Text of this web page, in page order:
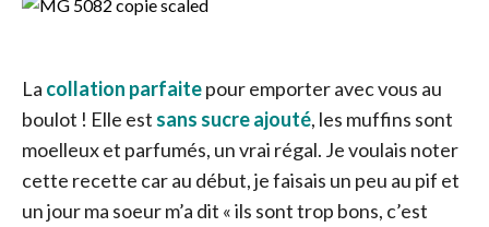
La collation parfaitepour emporter avec vous au
boulot ! Elle est sans sucre ajouté, les muffins sont
moelleux et parfumés, un vrai régal. Je voulais noter
cette recette car au début, je faisais un peu au pif et
un jour ma soeur m’a dit « ils sont trop bons, c’est